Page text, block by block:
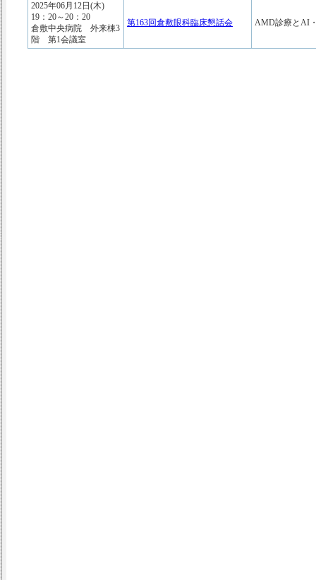
2025年06月12日(木)
19：20～20：20
倉敷中央病院 外来棟3
階 第1会議室
第163回倉敷眼科臨床懇話会 AMD診療とAI